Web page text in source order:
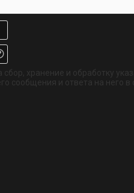
Имя*
Email.
обязательно
хранение и обработку
сообщения и ответа на него в